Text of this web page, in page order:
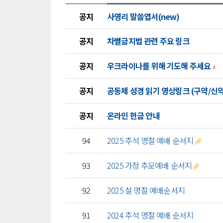
공지 사영리 말씀엽서(new)
공지 차별금지법 관련 주요 링크
공지 우크라이나를 위해 기도해 주세요 8
공지 공동체 성경 읽기 영상링크 (구약/신
공지 온라인 헌금 안내
94 2025 추석 명절 예배 순서지
93 2025 가정 추모예배 순서지
92 2025 설 명절 예배순서지
91 2024 추석 명절 예배 순서지